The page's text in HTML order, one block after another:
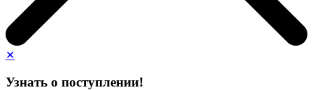
✕
Узнать о поступлении!